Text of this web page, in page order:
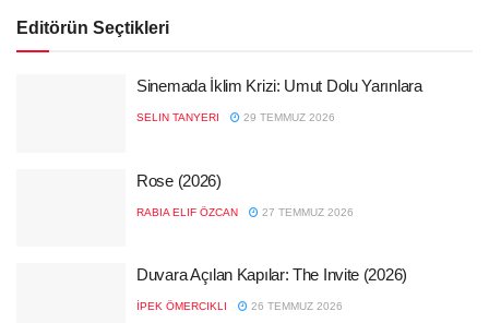
Editörün Seçtikleri
Sinemada İklim Krizi: Umut Dolu Yarınlara
SELIN TANYERI 29 TEMMUZ 2026
Rose (2026)
RABIA ELIF ÖZCAN 27 TEMMUZ 2026
Duvara Açılan Kapılar: The Invite (2026)
İPEK ÖMERCIKLI 26 TEMMUZ 2026